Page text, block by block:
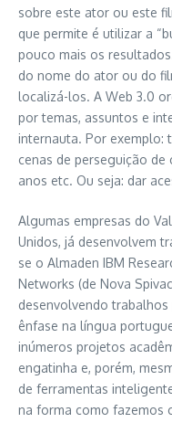
sobre este ator ou este
que permite é utilizar a
pouco mais os
do nome do ator ou do
localizá-los. A Web 3.0
por temas, assuntos e
internauta. Por exemplo:
cenas de perseguição
anos etc. Ou seja: dar
Algumas empresas do
Unidos, já desenvolvem
se o Almaden IBM
Networks (de Nova
desenvolvendo
ênfase na língua
inúmeros projetos
engatinha e, porém,
de ferramentas
na forma como fazemos